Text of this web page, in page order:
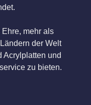
mehr als
der Welt
Acrylplatten und
zu bieten.